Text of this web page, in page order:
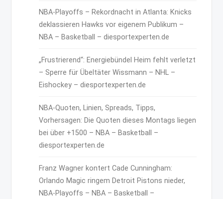
NBA-Playoffs – Rekordnacht in Atlanta: Knicks
deklassieren Hawks vor eigenem Publikum –
NBA – Basketball – diesportexperten.de
„Frustrierend“: Energiebündel Heim fehlt verletzt
– Sperre für Übeltäter Wissmann – NHL –
Eishockey – diesportexperten.de
NBA-Quoten, Linien, Spreads, Tipps,
Vorhersagen: Die Quoten dieses Montags liegen
bei über +1500 – NBA – Basketball –
diesportexperten.de
Franz Wagner kontert Cade Cunningham:
Orlando Magic ringem Detroit Pistons nieder,
NBA-Playoffs – NBA – Basketball –